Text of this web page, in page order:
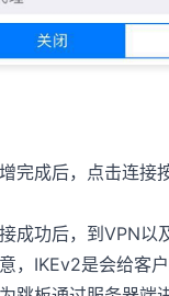
完成后，点击连接
成功后，到VPN以
，IKEv2是会给客